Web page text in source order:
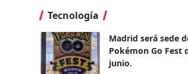
Tecnología
Madrid será sede
Pokémon Go Fest
junio.